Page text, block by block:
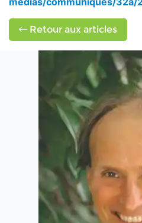
Retour aux articles